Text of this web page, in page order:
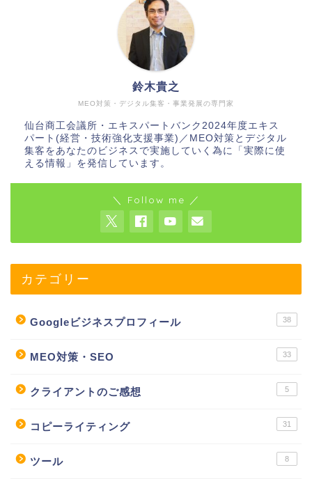
MEO対策・デジタル集客・事業発展の専門家
鈴木貴之
仙台商工会議所・エキスパートバンク2024年度エキス
パート(経営・技術強化支援事業)／MEO対策とデジタル
集客をあなたのビジネスで実施していく為に「実際に使
える情報」を発信しています。
＼ Follow me ／
カテゴリー
Googleビジネスプロフィール 38
MEO対策・SEO 33
クライアントのご感想 5
コピーライティング 31
ツール 8